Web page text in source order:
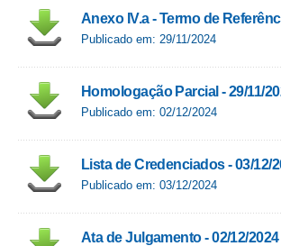
Anexo IV.a - Termo de
Publicado em: 29/11/2024
Homologação Parcial - 29/11/
Publicado em: 02/12/2024
Lista de Credenciados - 03/12/
Publicado em: 03/12/2024
Ata de Julgamento - 02/12/2024